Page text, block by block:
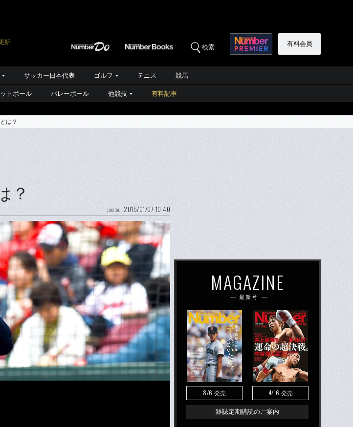
新
検索 有料会員
サッカー日本代表 ゴルフ テニス 競馬
トボール バレーボール 他競技 有料記事
は？
？
posted 2015/01/07 10:40
MAGAZINE
最新号
8/6 発売 4/16 発売
雑誌定期購読のご案内